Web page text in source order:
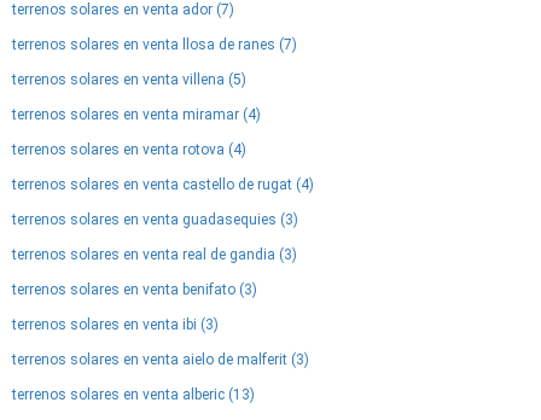
terrenos solares en venta ador (7)
terrenos solares en venta llosa de ranes (7)
terrenos solares en venta villena (5)
terrenos solares en venta miramar (4)
terrenos solares en venta rotova (4)
terrenos solares en venta castello de rugat (4)
terrenos solares en venta guadasequies (3)
terrenos solares en venta real de gandia (3)
terrenos solares en venta benifato (3)
terrenos solares en venta ibi (3)
terrenos solares en venta aielo de malferit (3)
terrenos solares en venta alberic (13)